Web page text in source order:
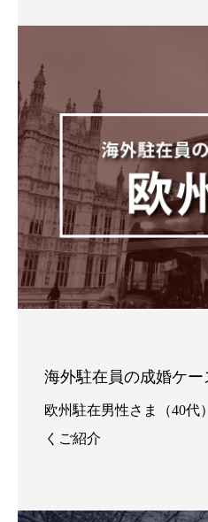
海外駐在員の成婚ケー
欧州駐在男性さま（40代
くご紹介